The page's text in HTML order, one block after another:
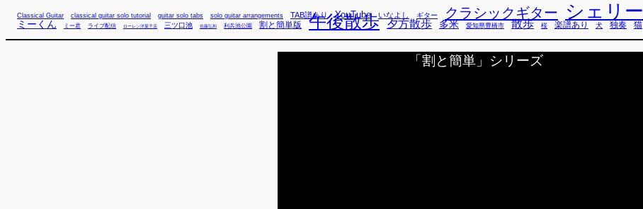
Classical Guitar classical guitar solo tutorial guitar solo tabs solo guitar arrangements TAB譜あり YouTube いなよし ギター クラシックギター シェリー
ミーくん ミー君 ライブ配信 ローレン洋菓子店 三ツ口池 佐藤弘和 利兵池公園 割と簡単版 午後散歩 夕方散歩 多米 愛知県豊橋市 散歩 桜 楽譜あり 犬 独奏 猫
「割と簡単」シリーズ